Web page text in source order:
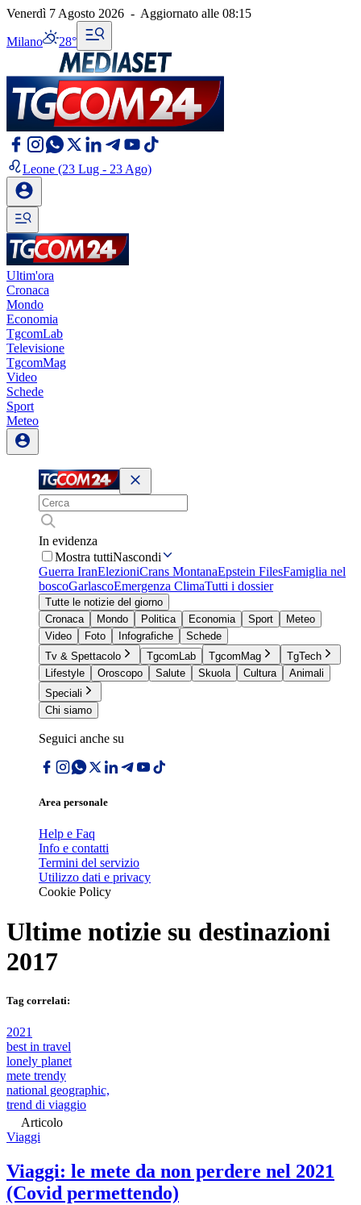
Venerdì 7 Agosto 2026 - Aggiornato alle 08:15
Milano 28°
Leone (23 Lug - 23 Ago)
Ultim'ora
Cronaca
Mondo
Economia
TgcomLab
Televisione
TgcomMag
Video
Schede
Sport
Meteo
In evidenza
Mostra tuttiNascondi
Guerra IranElezioniCrans MontanaEpstein FilesFamiglia nel
boscoGarlascoEmergenza ClimaTutti i dossier
Tutte le notizie del giorno
Cronaca
Mondo Politica Economia Sport
Meteo
Video
Foto Infografiche
Schede
Tv & Spettacolo
TgcomLab TgcomMag
TgTech
Lifestyle
Oroscopo Salute Skuola Cultura
Animali
Speciali
Chi siamo
Seguici anche su
Area personale
Help e Faq
Info e contatti
Termini del servizio
Utilizzo dati e privacy
Cookie Policy
Ultime notizie su destinazioni
2017
Tag correlati:
2021
best in travel
lonely planet
mete trendy
national geographic,
trend di viaggio
Articolo
Viaggi
Viaggi: le mete da non perdere nel 2021
(Covid permettendo)